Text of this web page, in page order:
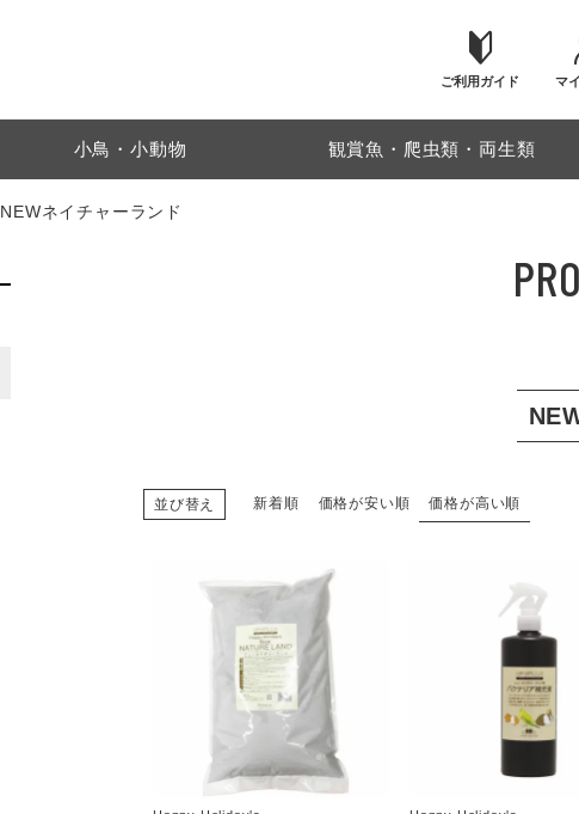
ご利用ガイド マ
小鳥・小動物 観賞魚・爬虫類・両生類
NEWネイチャーランド
並び替え 新着順 価格が安い順 価格が高い順